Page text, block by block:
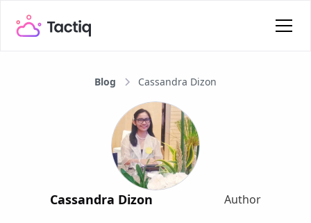
Blog Cassandra Dizon
Cassandra Dizon Author